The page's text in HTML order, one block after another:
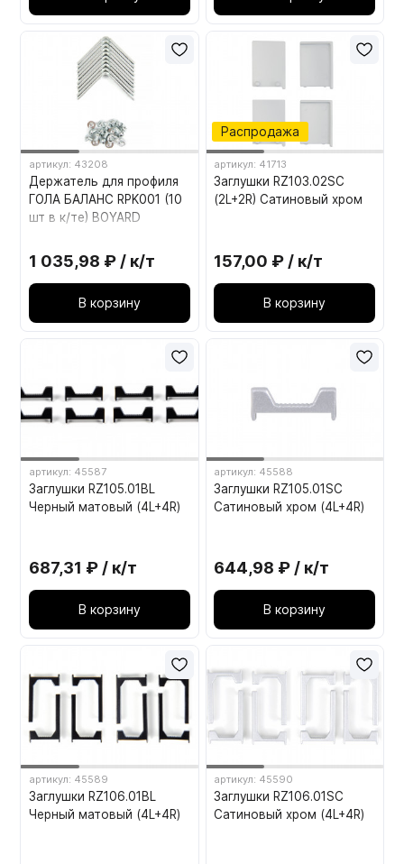
артикул: 43208
Держатель для профиля
ГОЛА БАЛАНС RPK001 (10
шт в к/те) BOYARD
1 035,98 ₽ / к/т
В корзину
Распродажа
артикул: 41713
Заглушки RZ103.02SC
(2L+2R) Сатиновый хром
157,00 ₽ / к/т
В корзину
артикул: 45587
Заглушки RZ105.01BL
Черный матовый (4L+4R)
687,31 ₽ / к/т
В корзину
артикул: 45588
Заглушки RZ105.01SC
Сатиновый хром (4L+4R)
644,98 ₽ / к/т
В корзину
артикул: 45589
Заглушки RZ106.01BL
Черный матовый (4L+4R)
артикул: 45590
Заглушки RZ106.01SC
Сатиновый хром (4L+4R)